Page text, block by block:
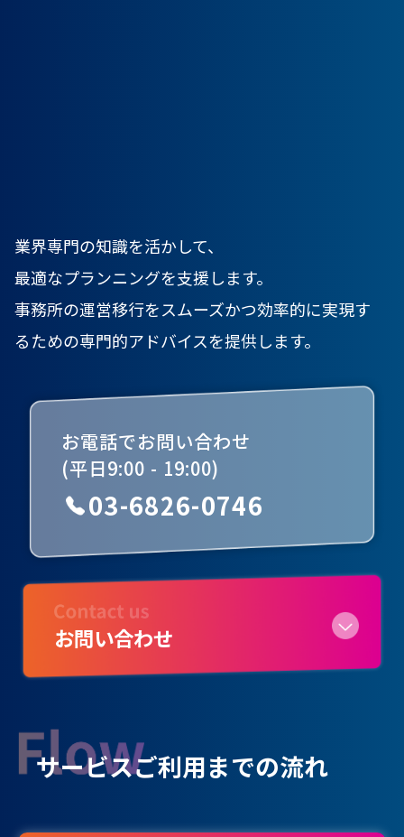
業界専門の知識を活かして、
最適なプランニングを支援します。
事務所の運営移行をスムーズかつ効率的に実現す
るための専門的アドバイスを提供します。
お電話でお問い合わせ
(平日9:00 - 19:00)
03-6826-0746
お問い合わせ
サービスご利用までの流れ